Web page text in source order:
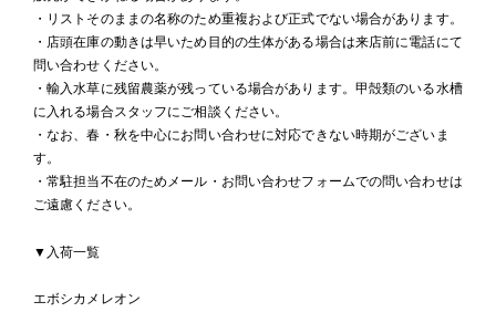
・リストそのままの名称のため重複および正式でない場合があります。
・店頭在庫の動きは早いため目的の生体がある場合は来店前に電話にて
問い合わせください。
・輸入水草に残留農薬が残っている場合があります。甲殻類のいる水槽
に入れる場合スタッフにご相談ください。
・なお、春・秋を中心にお問い合わせに対応できない時期がございま
す。
・常駐担当不在のためメール・お問い合わせフォームでの問い合わせは
ご遠慮ください。
▼入荷一覧
エボシカメレオン